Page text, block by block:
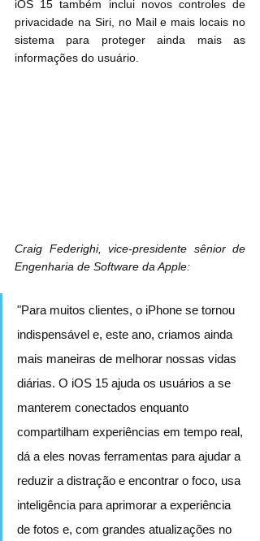
iOS 15 também inclui novos controles de
privacidade na Siri, no Mail e mais locais no
sistema para proteger ainda mais as
informações do usuário.
Craig Federighi, vice-presidente sênior de
Engenharia de Software da Apple:
"Para muitos clientes, o iPhone se tornou
indispensável e, este ano, criamos ainda
mais maneiras de melhorar nossas vidas
diárias. O iOS 15 ajuda os usuários a se
manterem conectados enquanto
compartilham experiências em tempo real,
dá a eles novas ferramentas para ajudar a
reduzir a distração e encontrar o foco, usa
inteligência para aprimorar a experiência
de fotos e, com grandes atualizações no